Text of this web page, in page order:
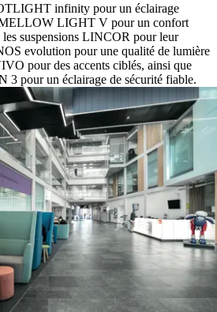
infinity pour un éclairage
LIGHT V pour un confort
les suspensions LINCOR pour leur
evolution pour une qualité de lumière
pour des accents ciblés, ainsi que
pour un éclairage de sécurité fiable.